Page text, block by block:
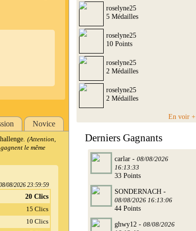
Novice
(Attention,
le même
08/2026 23:59:59
20 Clics
15 Clics
10 Clics
roselyne25
5 Médailles
roselyne25
10 Points
roselyne25
2 Médailles
roselyne25
2 Médailles
En voir +
Derniers Gagnants
carlar - 08/08/2026
16:13:33
33 Points
SONDERNACH -
08/08/2026 16:13:06
44 Points
ghwy12 - 08/08/2026